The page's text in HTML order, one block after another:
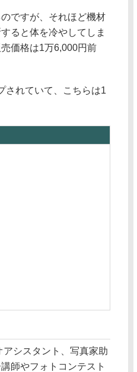
ですが、それほど機材
ると体を冷やしてしま
価格は1万6,000円前
されていて、こちらは1
シスタント、写真家助
師やフォトコンテスト